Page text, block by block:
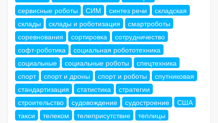
сервисные роботы
СИМ синтез речи
складская
склады
склады и роботизация
смартроботы
соревнования
сортировка
сотрудничество
софт-роботика
социальная робототехника
социальные
социальные роботы
спецтехника
спорт
спорт и дроны спорт и роботы
спутниковая
стандартизация
статистика
стратегии
строительство
судовождение судостроение
США
такси
телеком телеприсутствие
теплицы